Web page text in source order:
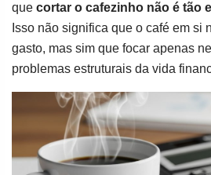
que cortar o cafezinho não é tão
Isso não significa que o café em si
gasto, mas sim que focar apenas
problemas estruturais da vida